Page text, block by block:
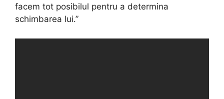
facem tot posibilul pentru a determina
schimbarea lui.”